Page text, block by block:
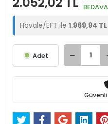
BEDAVA
Havale/EFT ile 1.969,94 TL
Adet
Güvenli